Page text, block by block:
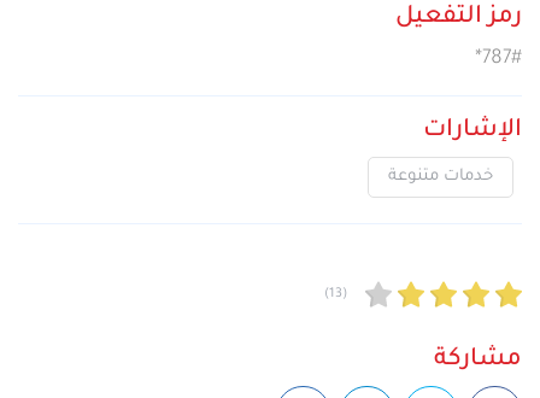
رمز التفعيل
*787#
الإشارات
خدمات متنوعة
(13)
مشاركة